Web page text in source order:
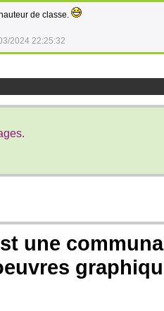
de classe.
2024 22:25:32
une